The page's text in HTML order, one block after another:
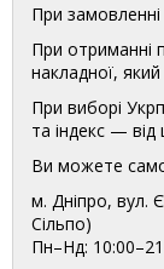
При
При отриманні
накладної,
При виборі
та індекс —
Ви можете
м. Дніпро, вул.
Сільпо)
Пн–Нд: